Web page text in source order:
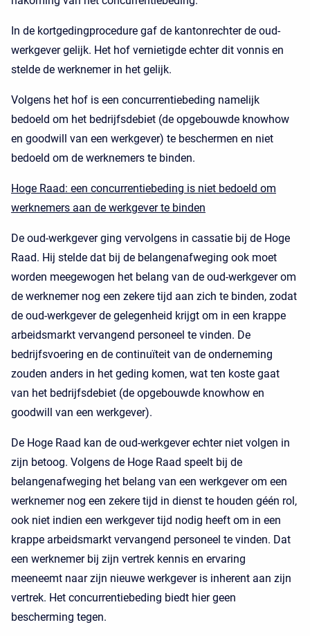
In de kortgedingprocedure gaf de kantonrechter de oud-
werkgever gelijk. Het hof vernietigde echter dit vonnis en
stelde de werknemer in het gelijk.
Volgens het hof is een concurrentiebeding namelijk
bedoeld om het bedrijfsdebiet (de opgebouwde knowhow
en goodwill van een werkgever) te beschermen en niet
bedoeld om de werknemers te binden.
Hoge Raad: een concurrentiebeding is niet bedoeld om
werknemers aan de werkgever te binden
De oud-werkgever ging vervolgens in cassatie bij de Hoge
Raad. Hij stelde dat bij de belangenafweging ook moet
worden meegewogen het belang van de oud-werkgever om
de werknemer nog een zekere tijd aan zich te binden, zodat
de oud-werkgever de gelegenheid krijgt om in een krappe
arbeidsmarkt vervangend personeel te vinden. De
bedrijfsvoering en de continuïteit van de onderneming
zouden anders in het geding komen, wat ten koste gaat
van het bedrijfsdebiet (de opgebouwde knowhow en
goodwill van een werkgever).
De Hoge Raad kan de oud-werkgever echter niet volgen in
zijn betoog. Volgens de Hoge Raad speelt bij de
belangenafweging het belang van een werkgever om een
werknemer nog een zekere tijd in dienst te houden géén rol,
ook niet indien een werkgever tijd nodig heeft om in een
krappe arbeidsmarkt vervangend personeel te vinden. Dat
een werknemer bij zijn vertrek kennis en ervaring
meeneemt naar zijn nieuwe werkgever is inherent aan zijn
vertrek. Het concurrentiebeding biedt hier geen
bescherming tegen.